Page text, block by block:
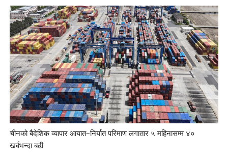
चीनको बैदेशिक व्यापार आयात–निर्यात परिमाण लगातार ५ महिनासम्म ४०
खर्बभन्दा बढी